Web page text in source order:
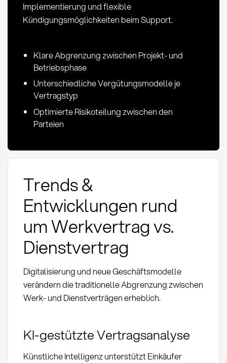
Implementierung und flexible
Kündigungsmöglichkeiten beim Support.
Klare Abgrenzung zwischen Projekt- und
Betriebsphase
Unterschiedliche Vergütungsmodelle je
Vertragstyp
Optimierte Risikoteilung zwischen den
Parteien
Trends &
Entwicklungen rund
um Werkvertrag vs.
Dienstvertrag
Digitalisierung und neue Geschäftsmodelle
verändern die traditionelle Abgrenzung zwischen
Werk- und Dienstverträgen erheblich.
KI-gestützte Vertragsanalyse
Künstliche Intelligenz unterstützt Einkäufer